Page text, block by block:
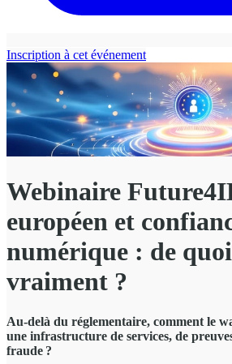
Inscription à cet événement
Webinaire
européen et
numérique : de
vraiment ?
Au-delà du réglementaire, comment le
une infrastructure de services, de
fraude ?